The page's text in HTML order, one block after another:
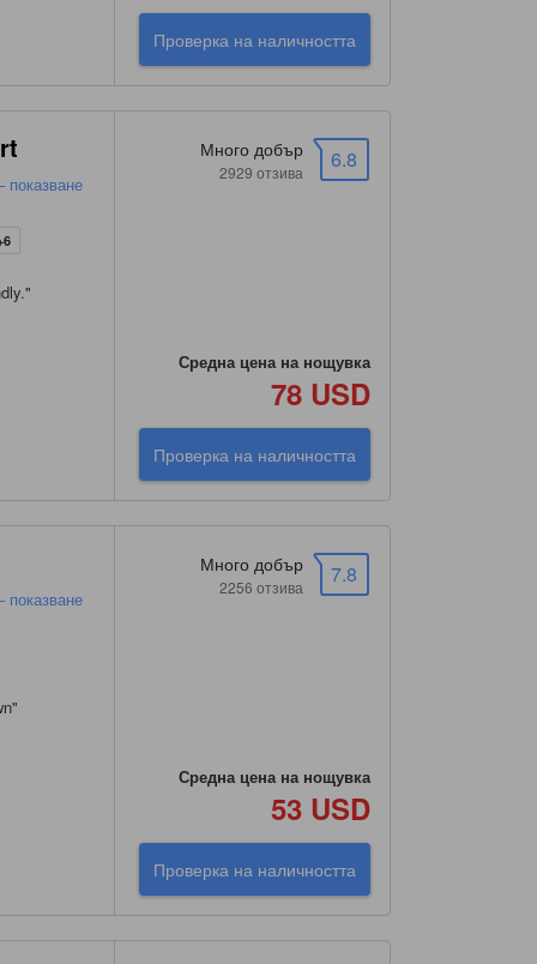
Проверка на наличността
"
6.8
Много добър
2929 отзива
Средна цена на нощувка
78 USD
Проверка на наличността
"
7.8
Много добър
2256 отзива
Средна цена на нощувка
53 USD
Проверка на наличността